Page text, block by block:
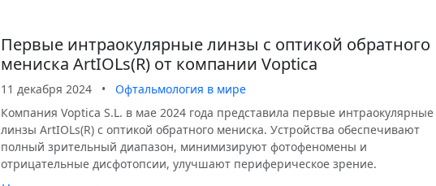
Первые интраокулярные линзы с оптикой обратного
мениска ArtIOLs(R) от компании Voptica
11 декабря 2024 •
Офтальмология в мире
Компания Voptica S.L. в мае 2024 года представила первые интраокулярные
линзы ArtIOLs(R) с оптикой обратного мениска. Устройства обеспечивают
полный зрительный диапазон, минимизируют фотофеномены и
отрицательные дисфотопсии, улучшают периферическое зрение.